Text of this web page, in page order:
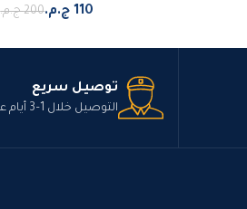
توصيل سريع
التوصيل خلال 1–3 أيام عمل